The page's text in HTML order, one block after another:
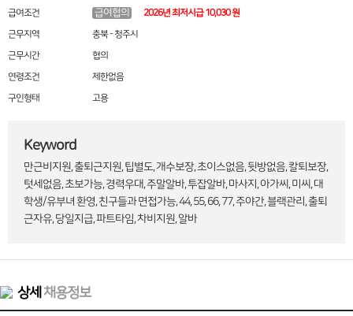
급여조건
급여협의
2026년 최저시급 10,030 원
근무지역
충북 - 청주시
근무시간
협의
연령조건
제한없음
구인형태
고용
Keyword
만근비지원, 출퇴근지원, 팁별도, 개수보장, 초이스없음, 뒷방없음, 칼퇴보장,
텃세없음, 초보가능, 경력우대, 주말알바, 투잡알바, 마사지, 아가씨, 미씨, 대
학생/유부녀 환영, 친구들과 면접가능, 44, 55, 66, 77, 주야간, 블랙관리, 출퇴
근자유, 당일지급, 파트타임, 차비지원, 알바
상세 채용정보